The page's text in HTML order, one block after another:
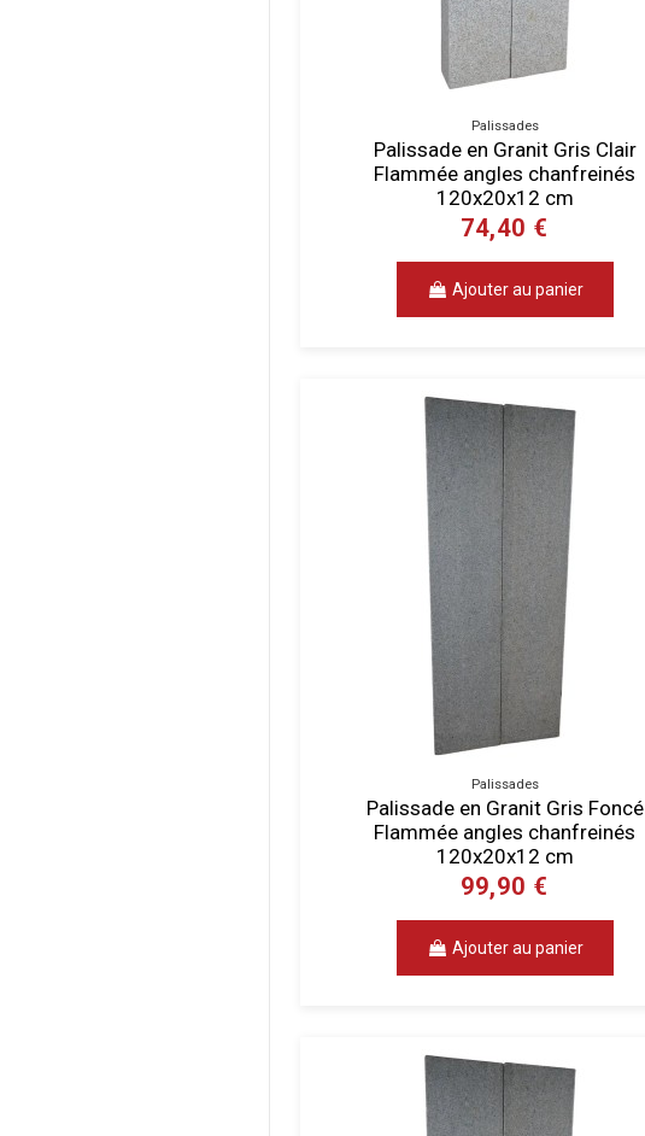
Palissades
Palissade en Granit Gris Clair
Flammée angles chanfreinés
120x20x12 cm
74,40 €
Ajouter au panier
Palissades
Palissade en Granit Gris Foncé
Flammée angles chanfreinés
120x20x12 cm
99,90 €
Ajouter au panier